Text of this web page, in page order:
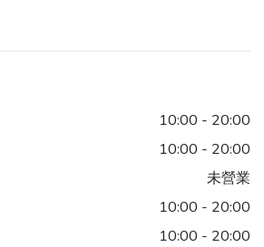
10:00 - 20:00
10:00 - 20:00
未營業
10:00 - 20:00
10:00 - 20:00